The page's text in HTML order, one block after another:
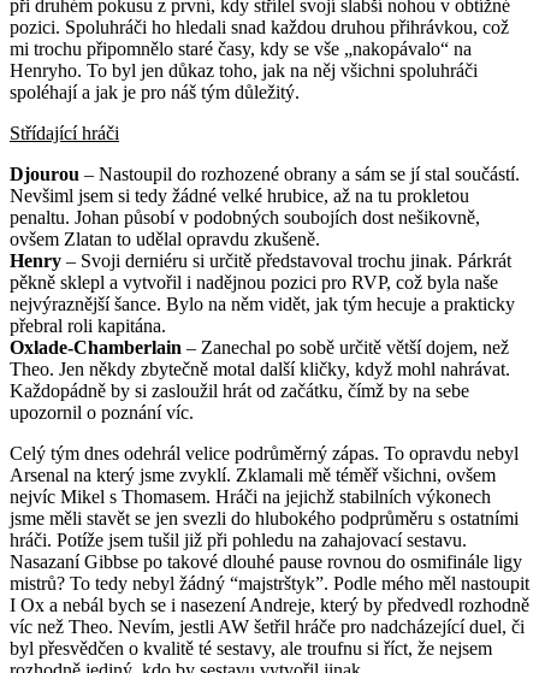
při druhém pokusu z první, kdy střílel svojí slabší nohou v obtížné
pozici. Spoluhráči ho hledali snad každou druhou přihrávkou, což
mi trochu připomnělo staré časy, kdy se vše „nakopávalo“ na
Henryho. To byl jen důkaz toho, jak na něj všichni spoluhráči
spoléhají a jak je pro náš tým důležitý.
Střídající hráči
Djourou – Nastoupil do rozhozené obrany a sám se jí stal součástí.
Nevšiml jsem si tedy žádné velké hrubice, až na tu prokletou
penaltu. Johan působí v podobných soubojích dost nešikovně,
ovšem Zlatan to udělal opravdu zkušeně.
Henry – Svoji derniéru si určitě představoval trochu jinak. Párkrát
pěkně sklepl a vytvořil i nadějnou pozici pro RVP, což byla naše
nejvýraznější šance. Bylo na něm vidět, jak tým hecuje a prakticky
přebral roli kapitána.
Oxlade-Chamberlain – Zanechal po sobě určitě větší dojem, než
Theo. Jen někdy zbytečně motal další kličky, když mohl nahrávat.
Každopádně by si zasloužil hrát od začátku, čímž by na sebe
upozornil o poznání víc.
Celý tým dnes odehrál velice podrůměrný zápas. To opravdu nebyl
Arsenal na který jsme zvyklí. Zklamali mě téměř všichni, ovšem
nejvíc Mikel s Thomasem. Hráči na jejichž stabilních výkonech
jsme měli stavět se jen svezli do hlubokého podprůměru s ostatními
hráči. Potíže jsem tušil již při pohledu na zahajovací sestavu.
Nasazaní Gibbse po takové dlouhé pause rovnou do osmifinále ligy
mistrů? To tedy nebyl žádný “majstrštyk”. Podle mého měl nastoupit
I Ox a nebál bych se i nasezení Andreje, který by předvedl rozhodně
víc než Theo. Nevím, jestli AW šetřil hráče pro nadcházející duel, či
byl přesvědčen o kvalitě té sestavy, ale troufnu si říct, že nejsem